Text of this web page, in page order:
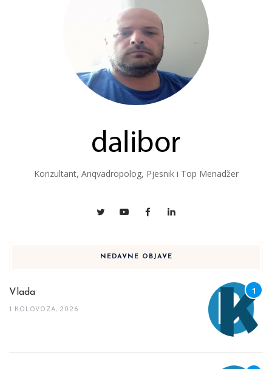
Konzultant, Anqvadropolog, Pjesnik i Top Menadžer
NEDAVNE OBJAVE
Vlada
1 KOLOVOZA, 2026